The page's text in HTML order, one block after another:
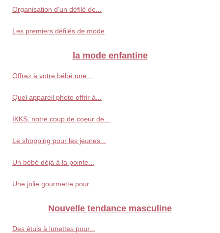
Organisation d'un défilé de...
Les premiers défilés de mode
la mode enfantine
Offrez à votre bébé une...
Quel appareil photo offrir à...
IKKS, notre coup de coeur de...
Le shopping pour les jeunes...
Un bébé déjà à la pointe...
Une jolie gourmette pour...
Nouvelle tendance masculine
Des étuis à lunettes pour...